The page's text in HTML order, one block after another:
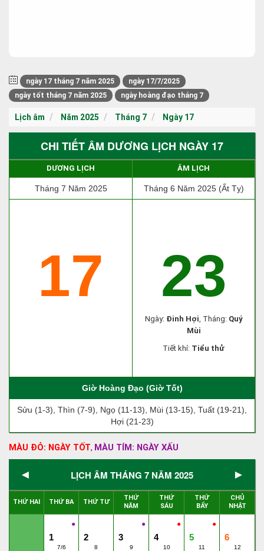
ngày 17 tháng 7 năm 2025
ngày 17/7/2025
ngày tốt tháng 7 năm 2025
ngày hoàng đạo tháng 7
Lịch âm Năm 2025 Tháng 7 Ngày 17
CHI TIẾT ÂM DƯƠNG LỊCH NGÀY 17
DƯƠNG LỊCH ÂM LỊCH
Tháng 7 Năm 2025 Tháng 6 Năm 2025 (Ất Tỵ)
17 23
Ngày: Đinh Hợi, Tháng: Quý
Mùi
Tiết khí: Tiểu thử
Giờ Hoàng Đạo (Giờ Tốt)
Sửu (1-3), Thìn (7-9), Ngọ (11-13), Mùi (13-15), Tuất (19-21),
Hợi (21-23)
MÀU ĐỎ: NGÀY TỐT, MÀU TÍM: NGÀY XẤU
◄ LỊCH ÂM THÁNG 7 NĂM 2025 ►
THỨ HAI THỨ BA THỨ TƯ
THỨ
NĂM
THỨ
SÁU
THỨ
BẨY
CHỦ
NHẬT
●
1
7/6
2
8
●
3
9
●
4
10
●
5
11
6
12